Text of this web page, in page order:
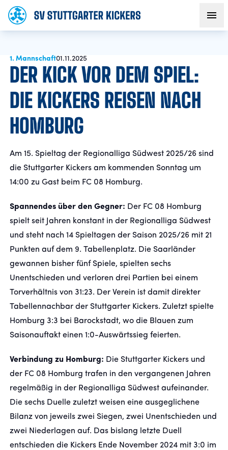
AKTUELLES
TEAM
VEREIN
FANS
NACHWUCHS
BUSINESS
FANSHOP
KONTAKT
1. Mannschaft01.11.2025
DER KICK VOR DEM SPIEL:
DIE KICKERS REISEN NACH
HOMBURG
Am 15. Spieltag der Regionalliga Südwest 2025/26 sind
die Stuttgarter Kickers am kommenden Sonntag um
14:00 zu Gast beim FC 08 Homburg.
Spannendes über den Gegner: Der FC 08 Homburg
spielt seit Jahren konstant in der Regionalliga Südwest
und steht nach 14 Spieltagen der Saison 2025/26 mit 21
Punkten auf dem 9. Tabellenplatz. Die Saarländer
gewannen bisher fünf Spiele, spielten sechs
Unentschieden und verloren drei Partien bei einem
Torverhältnis von 31:23. Der Verein ist damit direkter
Tabellennachbar der Stuttgarter Kickers. Zuletzt spielte
Homburg 3:3 bei Barockstadt, wo die Blauen zum
Saisonauftakt einen 1:0-Auswärtssieg feierten.
Verbindung zu Homburg: Die Stuttgarter Kickers und
der FC 08 Homburg trafen in den vergangenen Jahren
regelmäßig in der Regionalliga Südwest aufeinander.
Die sechs Duelle zuletzt weisen eine ausgeglichene
Bilanz von jeweils zwei Siegen, zwei Unentschieden und
zwei Niederlagen auf. Das bislang letzte Duell
entschieden die Kickers Ende November 2024 mit 3:0 im